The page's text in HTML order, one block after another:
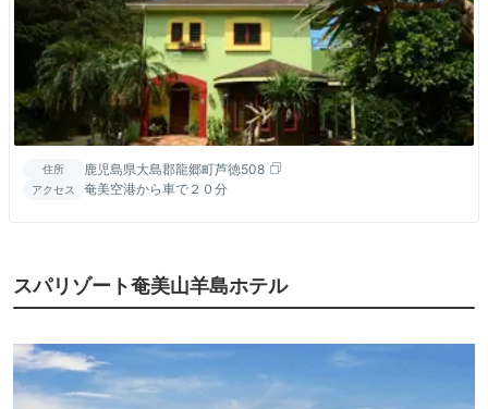
住所 鹿児島県大島郡龍郷町芦徳508
アクセス 奄美空港から車で２０分
スパリゾート奄美山羊島ホテル